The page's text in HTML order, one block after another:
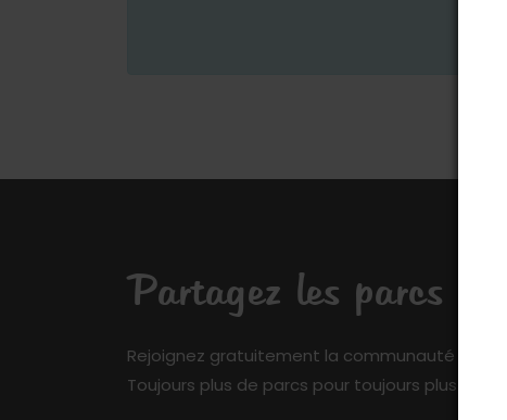
Partagez les parcs
Rejoignez gratuitement la communauté de My
Toujours plus de parcs pour toujours plus de fun